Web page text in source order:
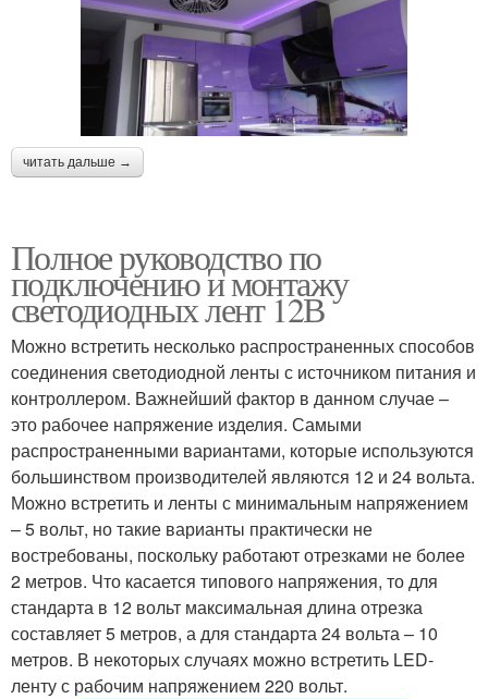
читать дальше →
Полное руководство по
подключению и монтажу
светодиодных лент 12В
Можно встретить несколько распространенных способов
соединения светодиодной ленты с источником питания и
контроллером. Важнейший фактор в данном случае –
это рабочее напряжение изделия. Самыми
распространенными вариантами, которые используются
большинством производителей являются 12 и 24 вольта.
Можно встретить и ленты с минимальным напряжением
– 5 вольт, но такие варианты практически не
востребованы, поскольку работают отрезками не более
2 метров. Что касается типового напряжения, то для
стандарта в 12 вольт максимальная длина отрезка
составляет 5 метров, а для стандарта 24 вольта – 10
метров. В некоторых случаях можно встретить LED-
ленту с рабочим напряжением 220 вольт.